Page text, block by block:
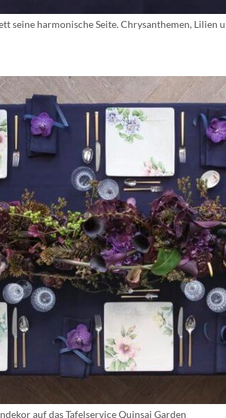
harmonische Seite. Chrysanthemen, Lilien
auf das Tafelservice Quinsai Garden